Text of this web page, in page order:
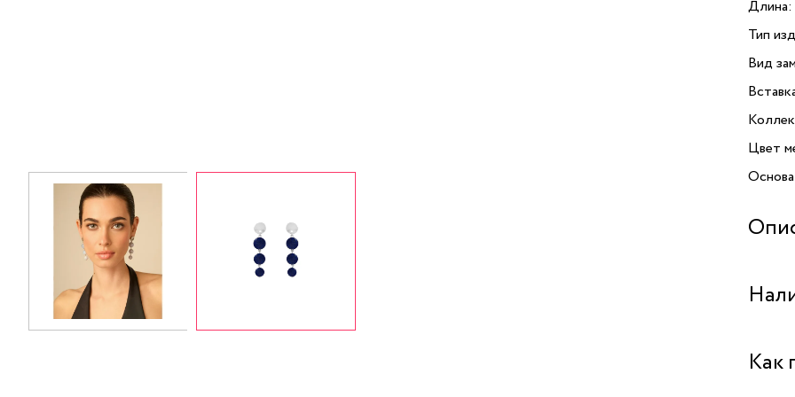
Длина:
Тип
Вид
Цвет
Бутик
Как